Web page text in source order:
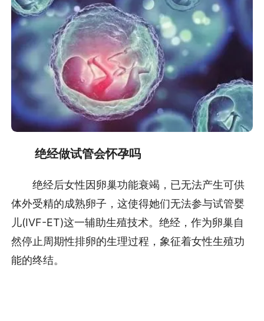
绝经做试管会怀孕吗
绝经后女性因卵巢功能衰竭，已无法产生可供
体外受精的成熟卵子，这使得她们无法参与试管婴
儿(IVF-ET)这一辅助生殖技术。绝经，作为卵巢自
然停止周期性排卵的生理过程，象征着女性生殖功
能的终结。